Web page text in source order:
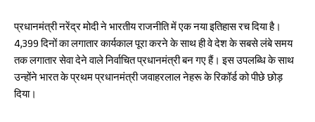
प्रधानमंत्री नरेंद्र मोदी ने भारतीय राजनीति में एक नया इतिहास रच दिया है।
4,399 दिनों का लगातार कार्यकाल पूरा करने के साथ ही वे देश के सबसे लंबे समय
तक लगातार सेवा देने वाले निर्वाचित प्रधानमंत्री बन गए हैं। इस उपलब्धि के साथ
उन्होंने भारत के प्रथम प्रधानमंत्री जवाहरलाल नेहरू के रिकॉर्ड को पीछे छोड़
दिया।